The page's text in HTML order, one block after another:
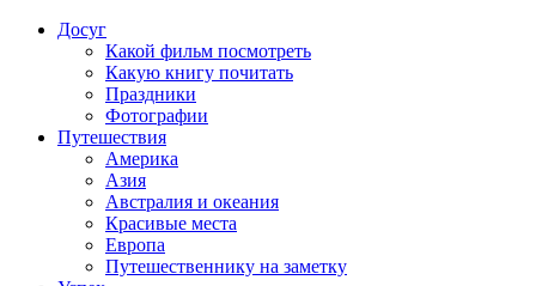
Досуг
Какой фильм посмотреть
Какую книгу почитать
Праздники
Фотографии
Путешествия
Америка
Азия
Австралия и океания
Красивые места
Европа
Путешественнику на заметку